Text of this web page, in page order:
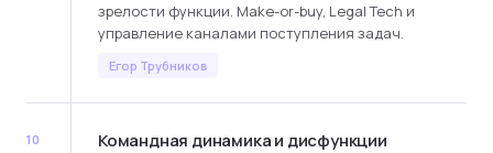
зрелости функции. Make-or-buy, Legal Tech и
управление каналами поступления задач.
Егор Трубников
10 Командная динамика и дисфункции